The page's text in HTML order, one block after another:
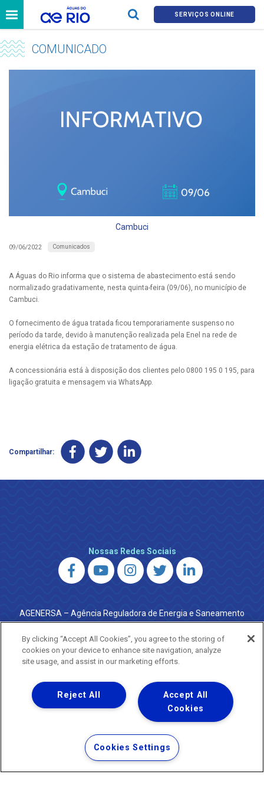
SERVIÇOS ONLINE
COMUNICADO
Cambuci
09/06/2022 Comunicados
A Águas do Rio informa que o sistema de abastecimento está sendo
normalizado gradativamente, nesta quinta-feira (09/06), no município de
Cambuci.
O fornecimento de água tratada ficou temporariamente suspenso no
período da tarde, devido à manutenção realizada pela Enel na rede de
energia elétrica da estação de tratamento de água.
A concessionária está à disposição dos clientes pelo 0800 195 0 195, para
ligação gratuita e mensagem via WhatsApp.
Compartilhar:
Nossas Redes Sociais
AGENERSA – Agência Reguladora de Energia e Saneamento
do Estado do Rio de Janeiro
0800 024 9040 · (21) 2332-6457 (WhatsApp) ·
ouvidoria@agenersa.rj.gov.br/ouvidoria.agenersa@gmail.com
·http://www.agenersa.rj.gov.br
Uma empresa
Copyright ® 2026 - Todos os Direitos Reservados.
Termos Gerais de Uso de Sites e Aplicativos
Política de Privacidade e Proteção de Dados
By clicking “Accept All Cookies”, you agree to the storing of
cookies on your device to enhance site navigation, analyze
site usage, and assist in our marketing efforts.
Accept All
Cookies
Reject All
Cookies Settings